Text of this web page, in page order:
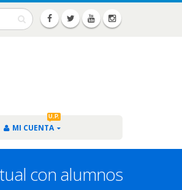
MI CUENTA
U.P.
con alumnos